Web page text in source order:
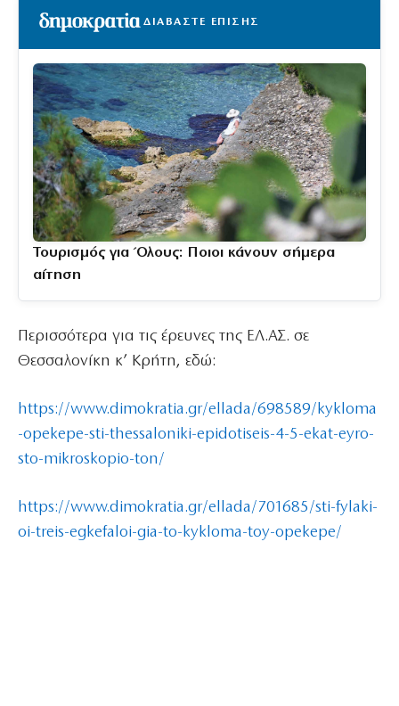
ΔΙΑΒΑΣΤΕ ΕΠΙΣΗΣ
Τουρισμός για Όλους: Ποιοι κάνουν σήμερα
αίτηση
Περισσότερα για τις έρευνες της ΕΛ.ΑΣ. σε
Θεσσαλονίκη κ’ Κρήτη, εδώ:
https://www.dimokratia.gr/ellada/698589/kykloma
-opekepe-sti-thessaloniki-epidotiseis-4-5-ekat-eyro-
sto-mikroskopio-ton/
https://www.dimokratia.gr/ellada/701685/sti-fylaki-
oi-treis-egkefaloi-gia-to-kykloma-toy-opekepe/